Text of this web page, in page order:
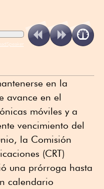
en la
avance en el
móviles y a
vencimiento del
la Comisión
(CRT)
una prórroga hasta
calendario